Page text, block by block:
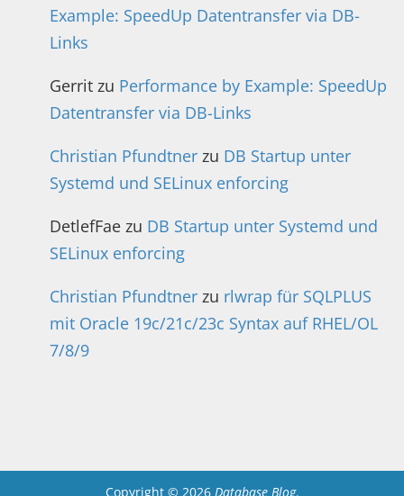
Example: SpeedUp Datentransfer via DB-
Links
Gerrit zu Performance by Example: SpeedUp
Datentransfer via DB-Links
Christian Pfundtner zu DB Startup unter
Systemd und SELinux enforcing
DetlefFae zu DB Startup unter Systemd und
SELinux enforcing
Christian Pfundtner zu rlwrap für SQLPLUS
mit Oracle 19c/21c/23c Syntax auf RHEL/OL
7/8/9
Copyright © 2026 Database Blog.